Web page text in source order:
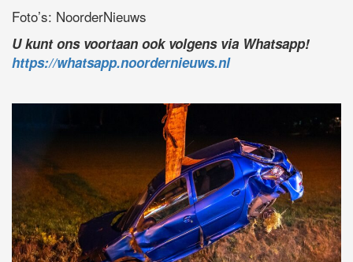
Foto’s: NoorderNieuws
U kunt ons voortaan ook volgens via Whatsapp!
https://whatsapp.noordernieuws.nl